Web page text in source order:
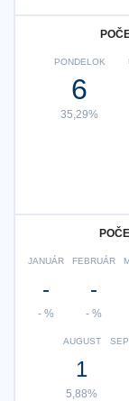
PONDELOK
6
35,29%
JANUÁR
-
- %
FEBRUÁR
-
- %
AUGUST
1
5,88%